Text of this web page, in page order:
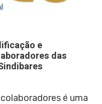
e
das
é uma